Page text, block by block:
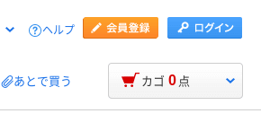
ヘルプ
あとで買う カゴ 0 点